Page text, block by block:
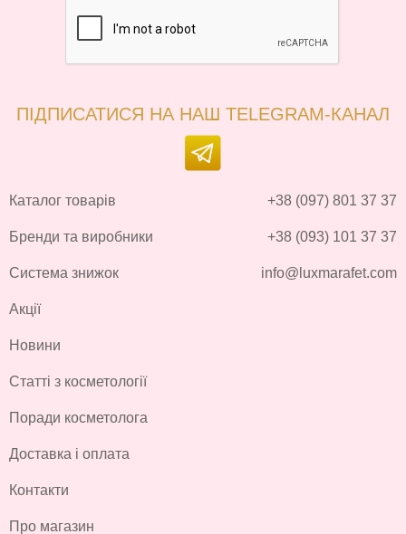
ПІДПИСАТИСЯ НА НАШ TELEGRAM-КАНАЛ
Каталог товарів
Бренди та виробники
Система знижок
Акції
Новини
Статті з косметології
Поради косметолога
Доставка і оплата
Контакти
Про магазин
+38 (097) 801 37 37
+38 (093) 101 37 37
info@luxmarafet.com